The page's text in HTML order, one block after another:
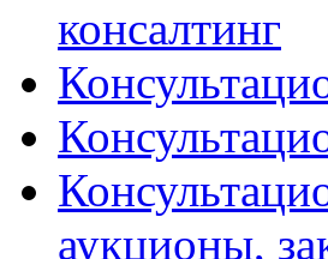
консалтинг
аукционы,